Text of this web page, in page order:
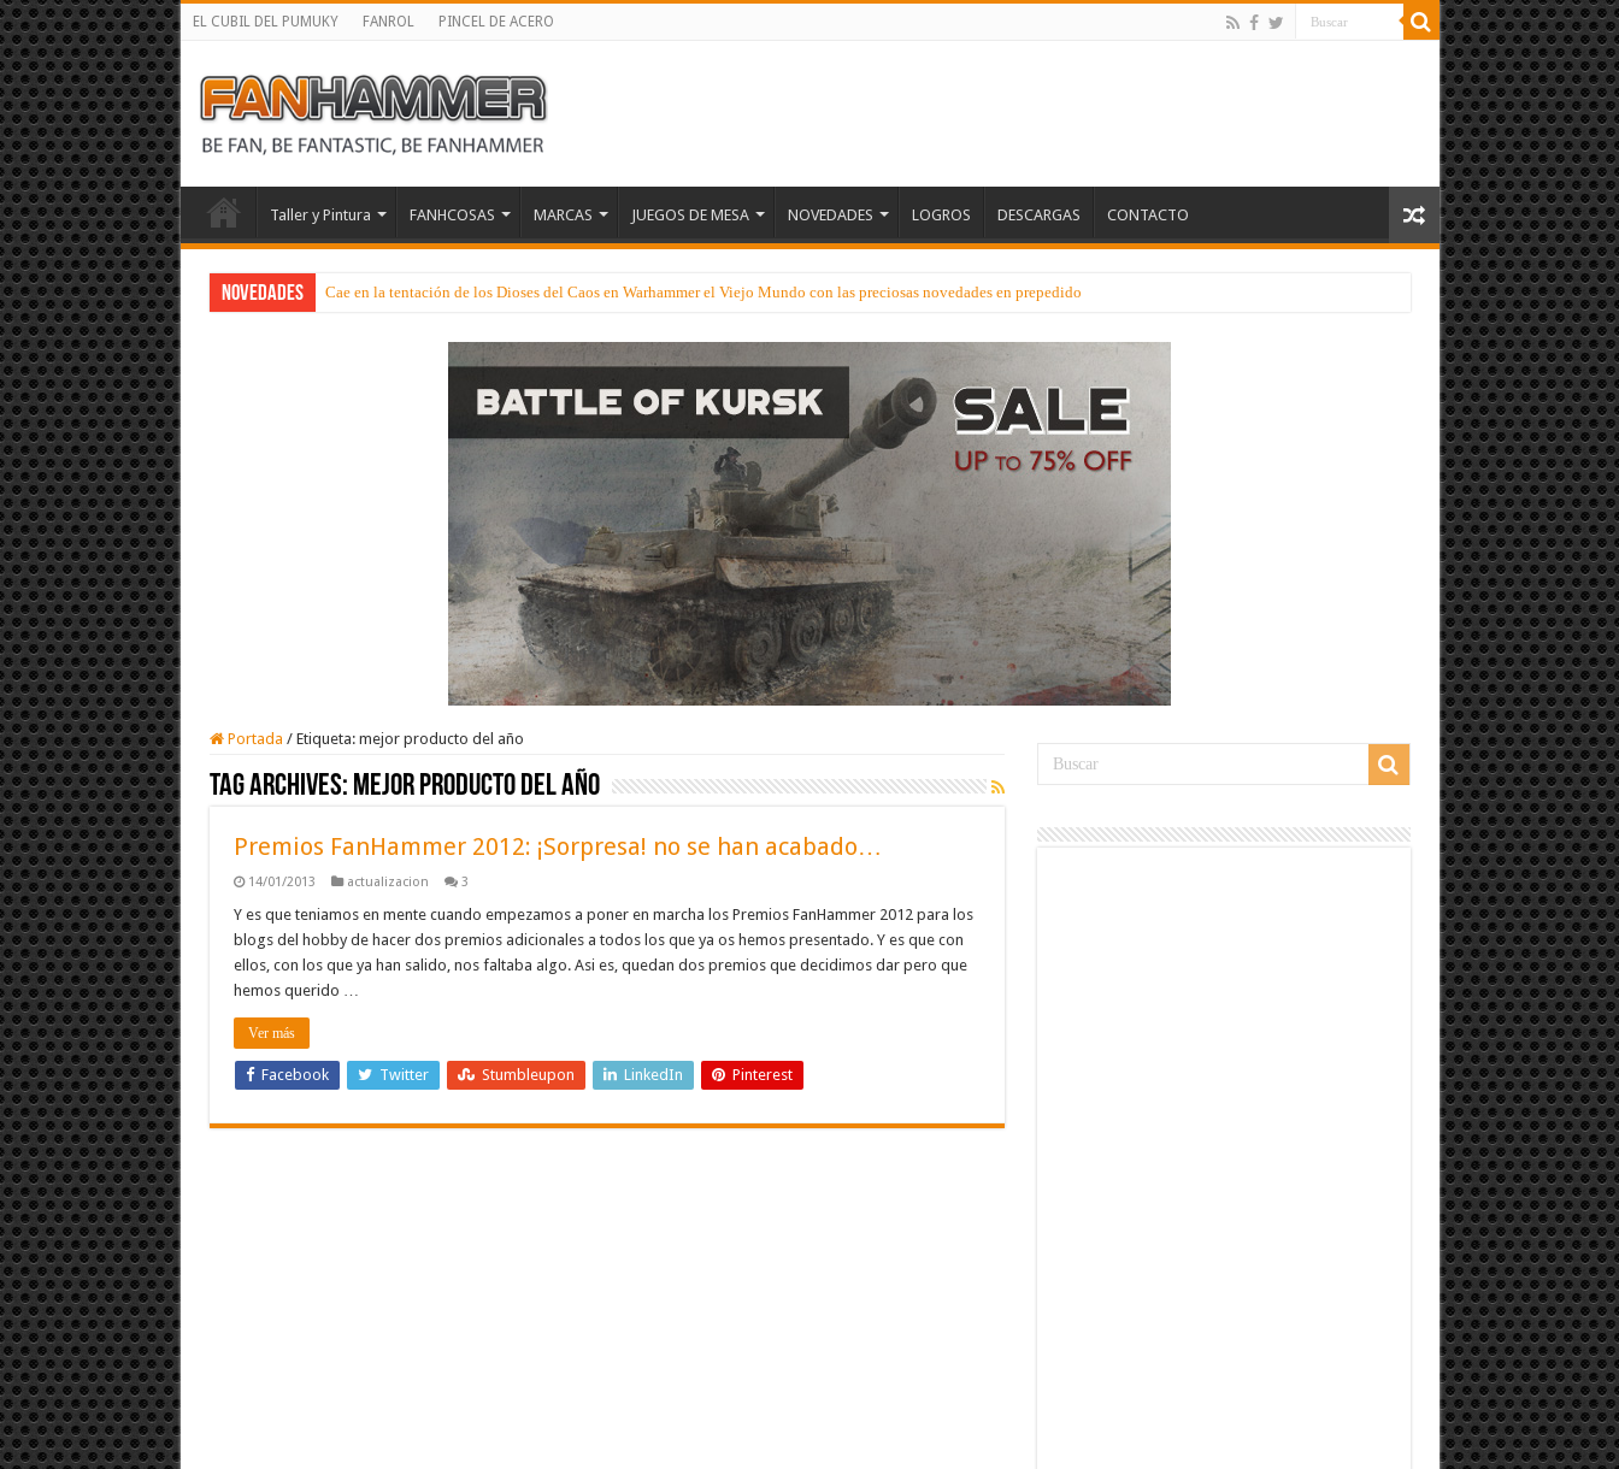
EL CUBIL DEL PUMUKY FANROL PINCEL DE ACERO
Taller y Pintura FANHCOSAS MARCAS JUEGOS DE MESA NOVEDADES LOGROS DESCARGAS CONTACTO
NOVEDADES Cae en la tentación de los Dioses del Caos en Warhammer el Viejo Mundo con las preciosas novedades en prepedido
Portada / Etiqueta: mejor producto del año
Tag Archives: mejor producto del año
Premios FanHammer 2012: ¡Sorpresa! no se han acabado…
14/01/2013 actualizacion 3
Y es que teniamos en mente cuando empezamos a poner en marcha los Premios FanHammer 2012 para los
blogs del hobby de hacer dos premios adicionales a todos los que ya os hemos presentado. Y es que con
ellos, con los que ya han salido, nos faltaba algo. Asi es, quedan dos premios que decidimos dar pero que
hemos querido …
Ver más
Facebook Twitter Stumbleupon LinkedIn Pinterest